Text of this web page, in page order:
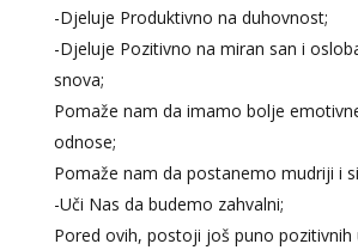
-Djeluje Produktivno na duhovnost;
-Djeluje Pozitivno na miran san i
snova;
Pomaže nam da imamo bolje
odnose;
Pomaže nam da postanemo mudriji i
-Uči Nas da budemo zahvalni;
Pored ovih, postoji još puno pozitivnih